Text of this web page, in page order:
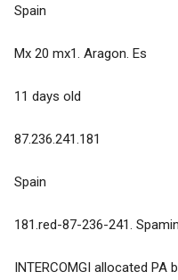
Spain
Mx 20 mx1. Aragon. Es
11 days old
87.236.241.181
Spain
181.red-87-236-241.
INTERCOMGI allocated PA